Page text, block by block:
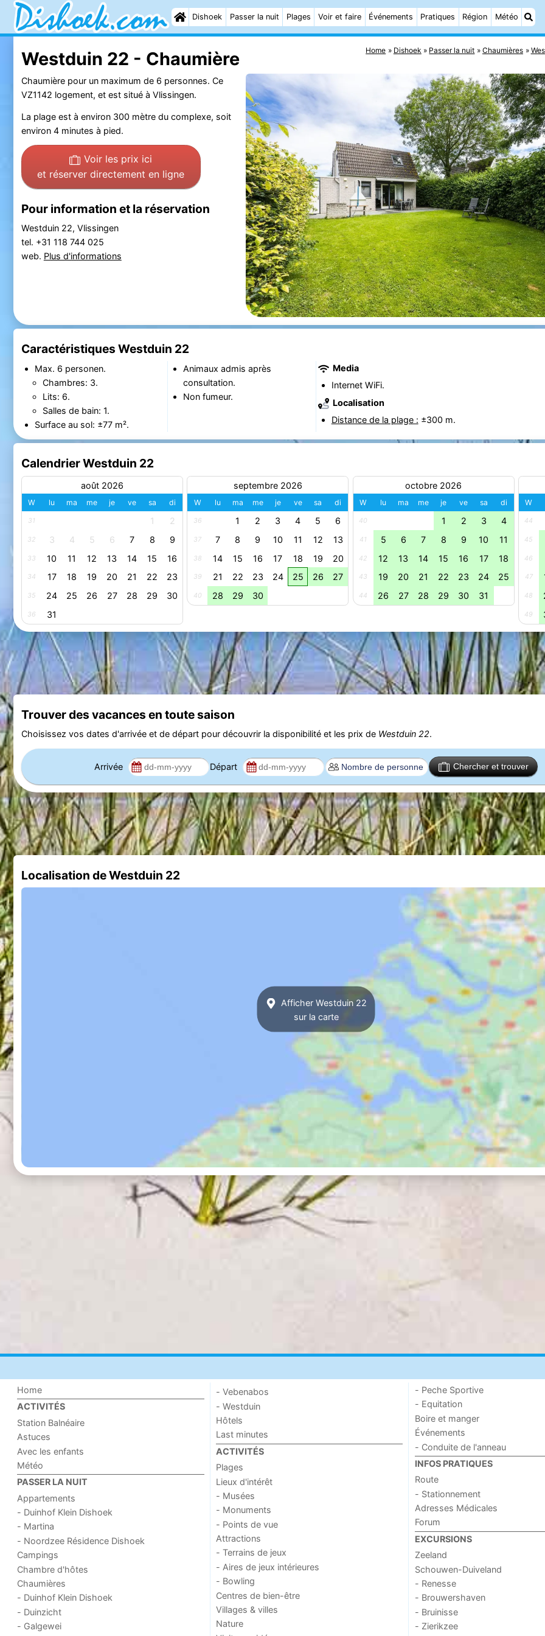
Dishoek Passer la nuit Plages Voir et faire Événements Pratiques Région Météo
Home Dishoek Passer la nuit Chaumières
Westduin 22 - Chaumière
Chaumière pour un maximum de 6 personnes. Ce
VZ1142 logement, et est situé à Vlissingen.
La plage est à environ 300 mètre du complexe, soit
environ 4 minutes à pied.
Voir les prix ici
et réserver directement en ligne
Pour information et la réservation
Westduin 22, Vlissingen
tel. +31 118 744 025
web. Plus d'informations
Caractéristiques Westduin 22
Max. 6 personen.
Chambres: 3.
Lits: 6.
Salles de bain: 1.
Surface au sol: ±77 m².
Animaux admis après
consultation.
Non fumeur.
Media
Internet WiFi.
Localisation
Distance de la plage : ±300 m.
Calendrier Westduin 22
août 2026
W lu ma me je ve sa di
31 1 2
32 3 4 5 6 7 8 9
33 10 11 12 13 14 15 16
34 17 18 19 20 21 22 23
35 24 25 26 27 28 29 30
36 31
septembre 2026
W lu ma me je ve sa di
36 1 2 3 4 5 6
37 7 8 9 10 11 12 13
38 14 15 16 17 18 19 20
39 21 22 23 24 25 26 27
40 28 29 30
octobre 2026
W lu ma me je ve sa di
40 1 2 3 4
41 5 6 7 8 9 10 11
42 12 13 14 15 16 17 18
43 19 20 21 22 23 24 25
44 26 27 28 29 30 31
W
44
45
46
47
48
49
Trouver des vacances en toute saison
Choisissez vos dates d'arrivée et de départ pour découvrir la disponibilité et les prix de Westduin 22.
Arrivée Départ Chercher et trouver
Localisation de Westduin 22
Afficher Westduin 22
sur la carte
Home
ACTIVITÉS
Station Balnéaire
Astuces
Avec les enfants
Météo
PASSER LA NUIT
Appartements
- Duinhof Klein Dishoek
- Martina
- Noordzee Résidence Dishoek
Campings
Chambre d'hôtes
Chaumières
- Duinhof Klein Dishoek
- Duinzicht
- Galgewei
- Vebenabos
- Westduin
Hôtels
Last minutes
ACTIVITÉS
Plages
Lieux d'intérêt
- Musées
- Monuments
- Points de vue
Attractions
- Terrains de jeux
- Aires de jeux intérieures
- Bowling
Centres de bien-être
Villages & villes
Nature
- Peche Sportive
- Equitation
Boire et manger
Événements
- Conduite de l'anneau
INFOS PRATIQUES
Route
- Stationnement
Adresses Médicales
Forum
EXCURSIONS
Zeeland
Schouwen-Duiveland
- Renesse
- Brouwershaven
- Bruinisse
- Zierikzee